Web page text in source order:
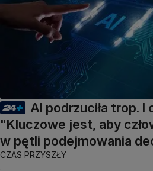
AI podrzuciła trop. I
"Kluczowe jest, aby
w pętli podejmowania
CZAS PRZYSZŁY